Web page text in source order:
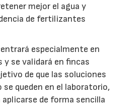
mejor el agua y
de fertilizantes
especialmente en
se validará en fincas
de que las soluciones
se queden en el laboratorio,
aplicarse de forma sencilla